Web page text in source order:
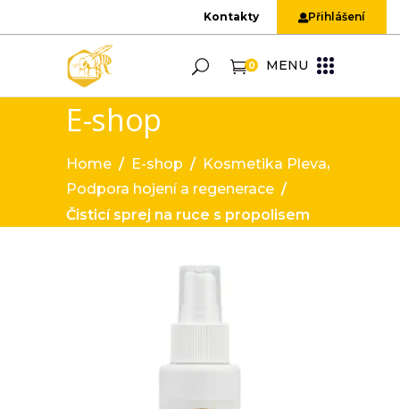
Kontakty Přihlášení
0 MENU
E-shop
Home / E-shop / Kosmetika Pleva,
Podpora hojení a regenerace /
Čisticí sprej na ruce s propolisem